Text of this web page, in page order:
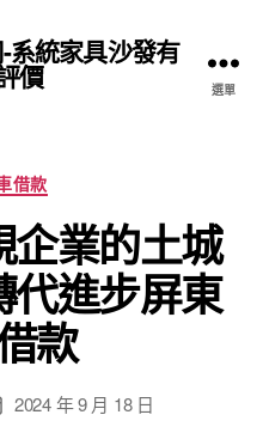
系統家具沙發有
價 選單
借款
業的土城
進步屏東
款
2024 年 9 月 18 日